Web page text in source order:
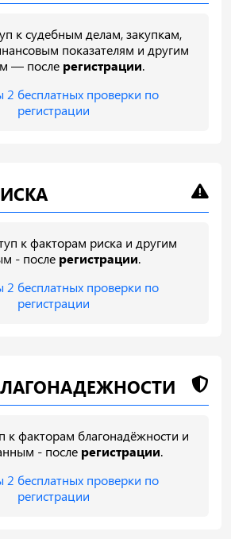
к судебным делам, закупкам,
показателям и другим
— после регистрации.
2 бесплатных проверки по
регистрации
к факторам риска и другим
- после регистрации.
2 бесплатных проверки по
регистрации
к факторам благонадёжности и
- после регистрации.
2 бесплатных проверки по
регистрации